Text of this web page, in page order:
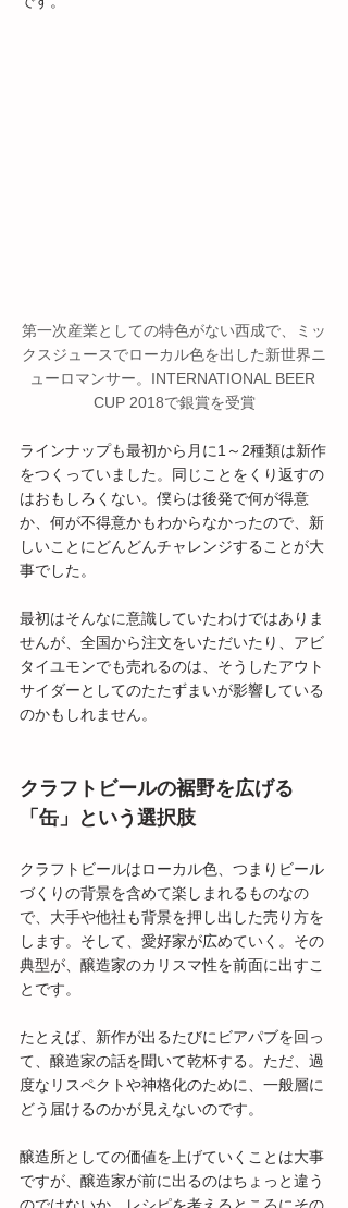
第一次産業としての特色がない西成で、ミッ
クスジュースでローカル色を出した新世界ニ
ューロマンサー。INTERNATIONAL BEER
CUP 2018で銀賞を受賞
ラインナップも最初から月に1～2種類は新作
をつくっていました。同じことをくり返すの
はおもしろくない。僕らは後発で何が得意
か、何が不得意かもわからなかったので、新
しいことにどんどんチャレンジすることが大
事でした。
最初はそんなに意識していたわけではありま
せんが、全国から注文をいただいたり、アビ
タイユモンでも売れるのは、そうしたアウト
サイダーとしてのたたずまいが影響している
のかもしれません。
クラフトビールの裾野を広げる
「缶」という選択肢
クラフトビールはローカル色、つまりビール
づくりの背景を含めて楽しまれるものなの
で、大手や他社も背景を押し出した売り方を
します。そして、愛好家が広めていく。その
典型が、醸造家のカリスマ性を前面に出すこ
とです。
たとえば、新作が出るたびにビアパブを回っ
て、醸造家の話を聞いて乾杯する。ただ、過
度なリスペクトや神格化のために、一般層に
どう届けるのかが見えないのです。
醸造所としての価値を上げていくことは大事
ですが、醸造家が前に出るのはちょっと違う
のではないか。レシピを考えるところにその